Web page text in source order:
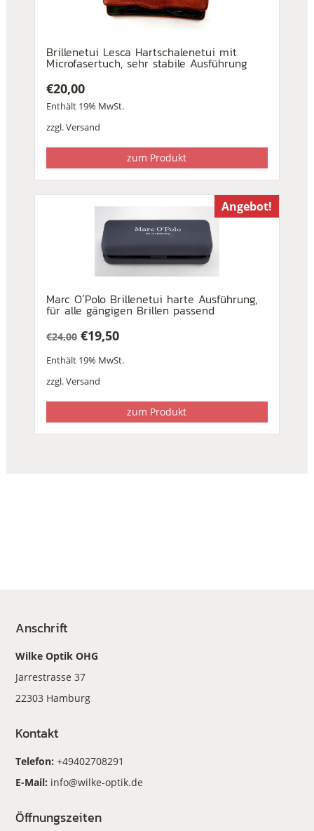
Brillenetui Lesca Hartschalenetui mit
Microfasertuch, sehr stabile Ausführung
€20,00
Enthält 19% MwSt.
zzgl.Versand
zum Produkt
Angebot!
Marc O´Polo Brillenetui harte Ausführung,
für alle gängigen Brillen passend
€24,00
Preis
war:
€19,50
Preis
ist:
Enthält 19% MwSt.
zzgl.Versand
zum Produkt
Anschrift
Wilke Optik OHG
Jarrestrasse 37
22303 Hamburg
Kontakt
Telefon:+49402708291
E-Mail: info@wilke-optik.de
Öffnungszeiten